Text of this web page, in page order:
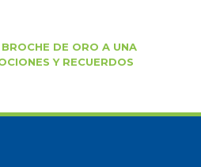
DE ORO A UNA
Y RECUERDOS